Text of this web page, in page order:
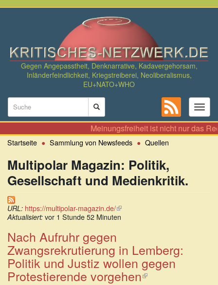
Direkt
Gegen Angepasstheit, Denknarrative, Kadavergehorsam,
Inländerfeindlichkeit, Kriegstreiberei, Neoliberalismus,
EU+NATO+WHO
Suchformular
Suche
Meinungsfreiheit ist nicht nur das
Startseite Sammlung von Newsfeeds Quellen
Multipolar Magazin: Politik,
Gesellschaft und Medienkritik.
URL: https://multipolar-magazin.de/(Link
ist
Aktualisiert: vor 1 Stunde 52 Minuten
Nach Aufruhr gegen
Zwangsrekrutierung in Lemberg:
Politik und Justiz wollen gegen
Protestierende vorgehen(Link